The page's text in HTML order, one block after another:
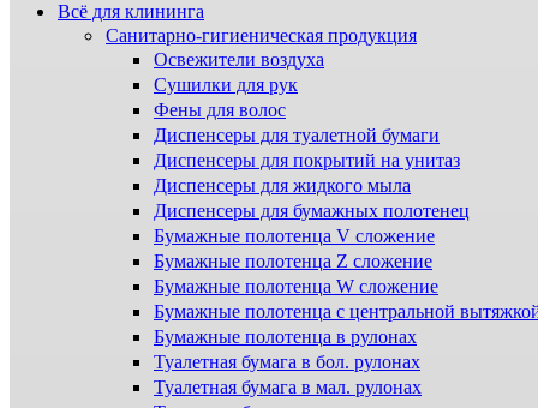
Всё для клининга
Санитарно-гигиеническая продукция
Освежители воздуха
Сушилки для рук
Фены для волос
Диспенсеры для туалетной бумаги
Диспенсеры для покрытий на унитаз
Диспенсеры для жидкого мыла
Диспенсеры для бумажных полотенец
Бумажные полотенца V сложение
Бумажные полотенца Z сложение
Бумажные полотенца W сложение
Бумажные полотенца с центральной
Бумажные полотенца в рулонах
Туалетная бумага в бол. рулонах
Туалетная бумага в мал. рулонах